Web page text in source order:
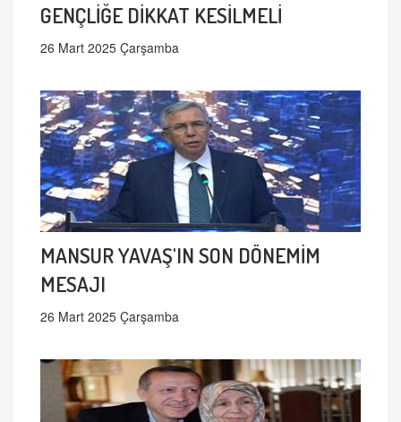
GENÇLİĞE DİKKAT KESİLMELİ
26 Mart 2025 Çarşamba
MANSUR YAVAŞ'IN SON DÖNEMİM
MESAJI
26 Mart 2025 Çarşamba